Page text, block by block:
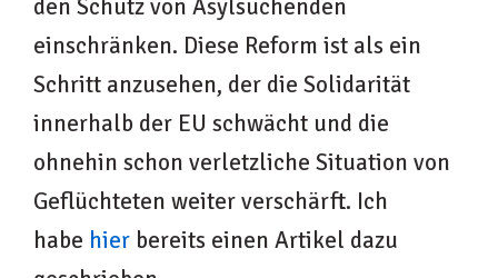
den Schutz von Asylsuchenden
einschränken. Diese Reform ist als ein
Schritt anzusehen, der die Solidarität
innerhalb der EU schwächt und die
ohnehin schon verletzliche Situation von
Geflüchteten weiter verschärft. Ich
habe hier bereits einen Artikel dazu